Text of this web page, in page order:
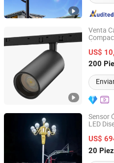
Venta
US$
200
Jiangmen Keliang Lighting
Guangdong, China
Sensor
LED
US$
20
Changzhou Wangkaiyue
Jiangsu, China